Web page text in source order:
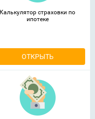
Калькулятор страховки по
ипотеке
ОТКРЫТЬ